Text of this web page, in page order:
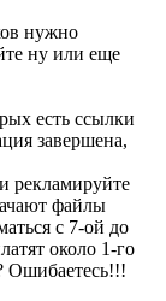
нужно
ну или еще
есть ссылки
завершена,
рекламируйте
файлы
с 7-ой до
около 1-го
Ошибаетесь!!!